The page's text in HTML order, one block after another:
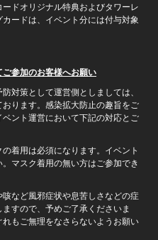
ドオリジナル特典およびタワーレ
ードは、イベント分には付与対象
参加のお客様へお願い
対策として運営側としましては、
ります。感染拡大防止の趣旨をご
ント運営において下記の対応とご
着用は必須になります。イベント
マスク着用の無い方はご参加でき
など風邪症状や息苦しさなどの症
すので、予めご了承くださいま
もご無理をなさらないようお願い